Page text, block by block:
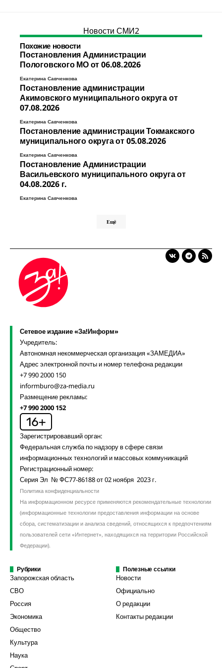
Новости СМИ2
Похожие новости
Постановления Администрации
Пологовского МО от 06.08.2026
Екатерина Савченкова
Постановление администрации
Акимовского муниципального округа от
07.08.2026
Екатерина Савченкова
Постановление администрации Токмакского
муниципального округа от 05.08.2026
Екатерина Савченкова
Постановление Администрации
Васильевского муниципального округа от
04.08.2026 г.
Екатерина Савченкова
Ещё
Сетевое издание «За!Информ»
Учредитель:
Автономная некоммерческая организация «ЗАМЕДИА»
Адрес электронной почты и номер телефона редакции
+7 990 2000 150
informburo@za-media.ru
Размещение рекламы:
+7 990 2000 152
Зарегистрировавший орган:
Федеральная служба по надзору в сфере связи
информационных технологий и массовых коммуникаций
Регистрационный номер:
Серия Эл № ФС77-86188 от 02 ноября 2023 г.
Политика конфиденциальности
На информационном ресурсе применяются рекомендательные технологии
(информационные технологии предоставления информации на основе
сбора, систематизации и анализа сведений, относящихся к предпочтениям
пользователей сети «Интернет», находящихся на территории Российской
Федерации).
Рубрики
Запорожская область
СВО
Россия
Экономика
Общество
Культура
Наука
Полезные ссылки
Новости
Официально
О редакции
Контакты редакции